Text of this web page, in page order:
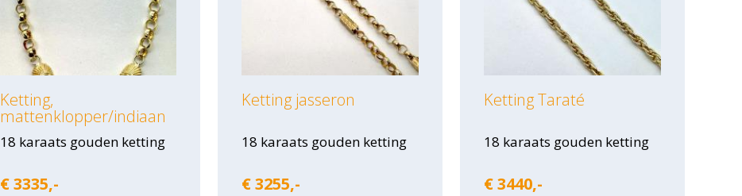
Ketting,
mattenklopper/indiaan
18 karaats gouden ketting
€ 3335,-
Ketting jasseron
18 karaats gouden ketting
€ 3255,-
Ketting Taraté
18 karaats gouden ketting
€ 3440,-